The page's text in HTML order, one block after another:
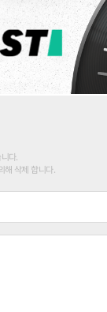
다.
해 삭제 합니다.